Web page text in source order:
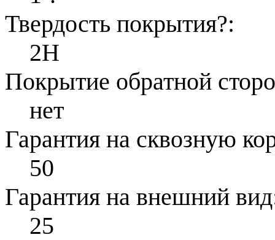
Твердость покрытия?:
2H
Покрытие обратной
нет
Гарантия на сквозную
50
Гарантия на внешний
25